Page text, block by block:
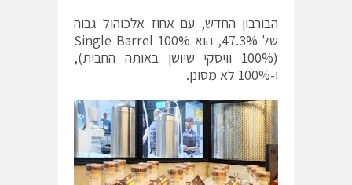
הבורבון החדש, עם אחוז אלכוהול גבוה
של 47.3%, הוא 100% Single Barrel
(100% וויסקי שיושן באותה החבית),
ו-100% לא מסונן.